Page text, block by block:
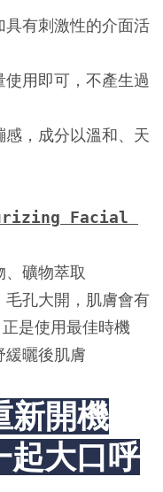
有刺激性的介面活
用即可，不產生過
，成分以溫和、天
Facial
礦物萃取
孔大開，肌膚會有
是使用最佳時機
曬後肌膚
新開機
起大口呼